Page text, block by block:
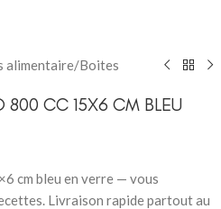
alimentaire/Boites
800 CC 15X6 CM BLEU
cm bleu en verre — vous
Livraison rapide partout au